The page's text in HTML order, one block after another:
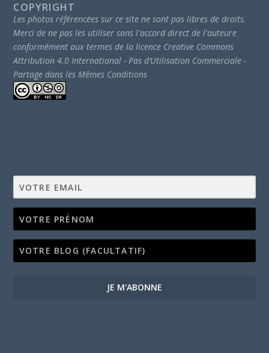
COPYRIGHT
Les photos référencées sur ce site ne sont pas libres de droits.
Merci de ne pas les utiliser sans l'accord direct de l'auteure
conformément aux termes de la licence Creative Commons
Attribution 4.0 International - Pas d’Utilisation Commerciale -
Partage dans les Mêmes Conditions
JE M'ABONNE